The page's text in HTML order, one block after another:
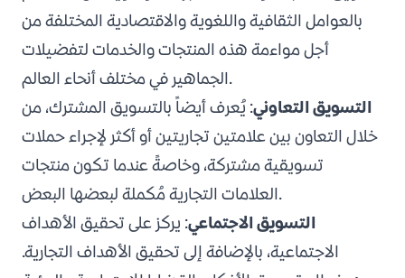
بالعوامل الثقافية واللغوية والاقتصادية المختلفة من
أجل مواءمة هذه المنتجات والخدمات لتفضيلات
الجماهير في مختلف أنحاء العالم.
التسويق التعاوني: يُعرف أيضاً بالتسويق المشترك، من
خلال التعاون بين علامتين تجاريتين أو أكثر لإجراء حملات
تسويقية مشتركة، وخاصةً عندما تكون منتجات
العلامات التجارية مُكملة لبعضها البعض.
التسويق الاجتماعي: يركز على تحقيق الأهداف
الاجتماعية، بالإضافة إلى تحقيق الأهداف التجارية.